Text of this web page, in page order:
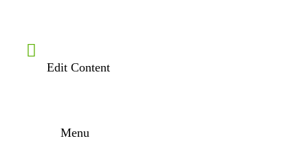
Edit Content
Menu